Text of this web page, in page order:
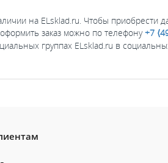
на ELsklad.ru. Чтобы приобрести
заказ можно по телефону+7
группах ELsklad.ru в